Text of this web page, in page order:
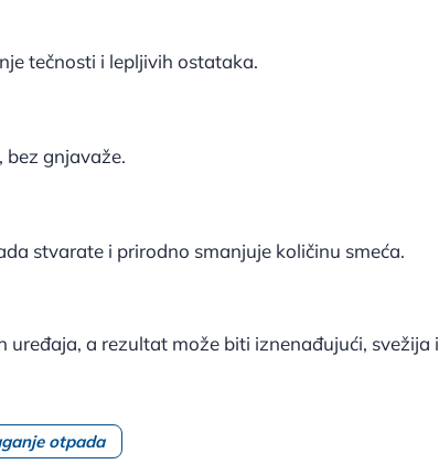
tečnosti i lepljivih ostataka.
gnjavaže.
stvarate i prirodno smanjuje količinu smeća.
a rezultat može biti iznenađujući, svežija i
otpada